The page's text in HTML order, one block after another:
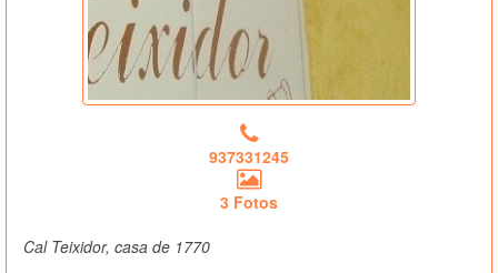
937331245
3 Fotos
Cal Teixidor, casa de 1770